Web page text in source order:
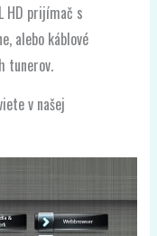
HD prijímač s
alebo káblové
tunerov.
v našej